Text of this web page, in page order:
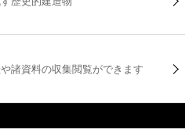
諸資料の収集閲覧ができます